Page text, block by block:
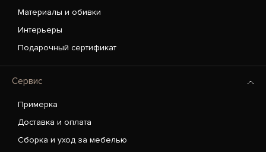
Материалы и обивки
Интерьеры
Подарочный сертификат
Сервис
Примерка
Доставка и оплата
Сборка и уход за мебелью